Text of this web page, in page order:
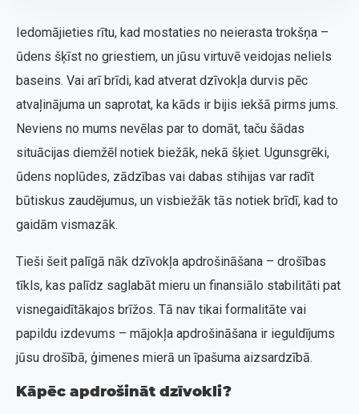
Iedomājieties rītu, kad mostaties no neierasta trokšņa –
ūdens šķīst no griestiem, un jūsu virtuvē veidojas neliels
baseins. Vai arī brīdi, kad atverat dzīvokļa durvis pēc
atvaļinājuma un saprotat, ka kāds ir bijis iekšā pirms jums.
Neviens no mums nevēlas par to domāt, taču šādas
situācijas diemžēl notiek biežāk, nekā šķiet. Ugunsgrēki,
ūdens noplūdes, zādzības vai dabas stihijas var radīt
būtiskus zaudējumus, un visbiežāk tās notiek brīdī, kad to
gaidām vismazāk.
Tieši šeit palīgā nāk dzīvokļa apdrošināšana – drošības
tīkls, kas palīdz saglabāt mieru un finansiālo stabilitāti pat
visnegaidītākajos brīžos. Tā nav tikai formalitāte vai
papildu izdevums – mājokļa apdrošināšana ir ieguldījums
jūsu drošībā, ģimenes mierā un īpašuma aizsardzībā.
Kāpēc apdrošināt dzīvokli?